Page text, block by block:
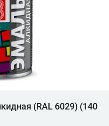
(RAL 6029) (140